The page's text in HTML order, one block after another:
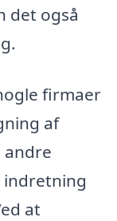
det også
firmaer
af
andre
at